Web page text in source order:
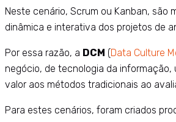
Neste cenário, Scrum ou Kanban,
dinâmica e interativa dos projetos de
Por essa razão, a DCM (Data Culture
negócio, de tecnologia da
valor aos métodos tradicionais ao
Para estes cenários, foram criados